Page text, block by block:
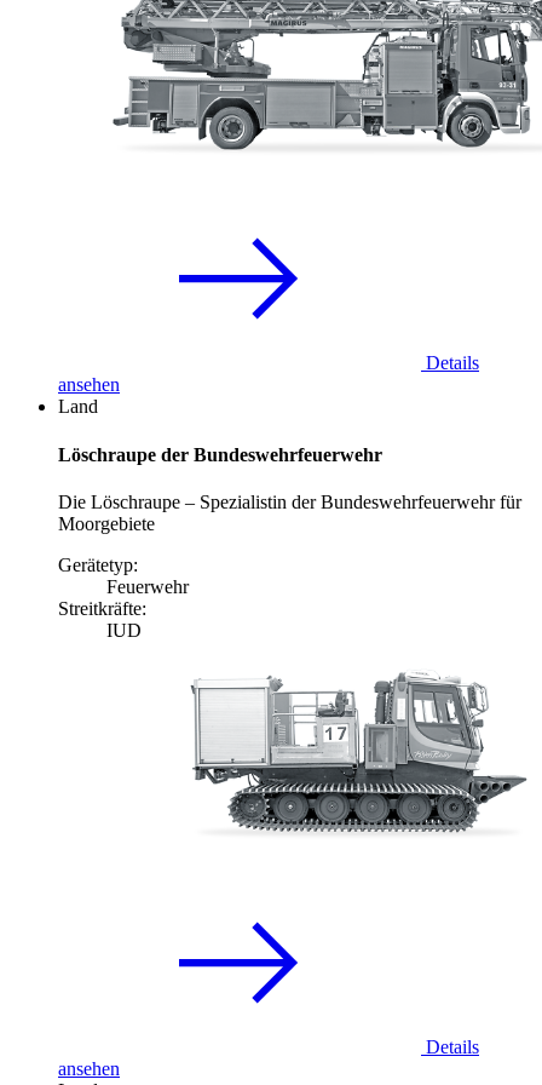
Details
ansehen
Land
Löschraupe der Bundeswehrfeuerwehr
Die Löschraupe – Spezialistin der Bundeswehrfeuerwehr für
Moorgebiete
Gerätetyp:
Feuerwehr
Streitkräfte:
IUD
Details
ansehen